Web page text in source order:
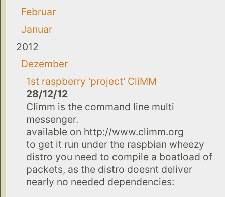
Februar
Januar
2012
Dezember
1st raspberry 'project' CliMM
28/12/12
Climm is the command line multi
messenger.
available on http://www.climm.org
to get it run under the raspbian wheezy
distro you need to compile a boatload of
packets, as the distro doesnt deliver
nearly no needed dependencies: